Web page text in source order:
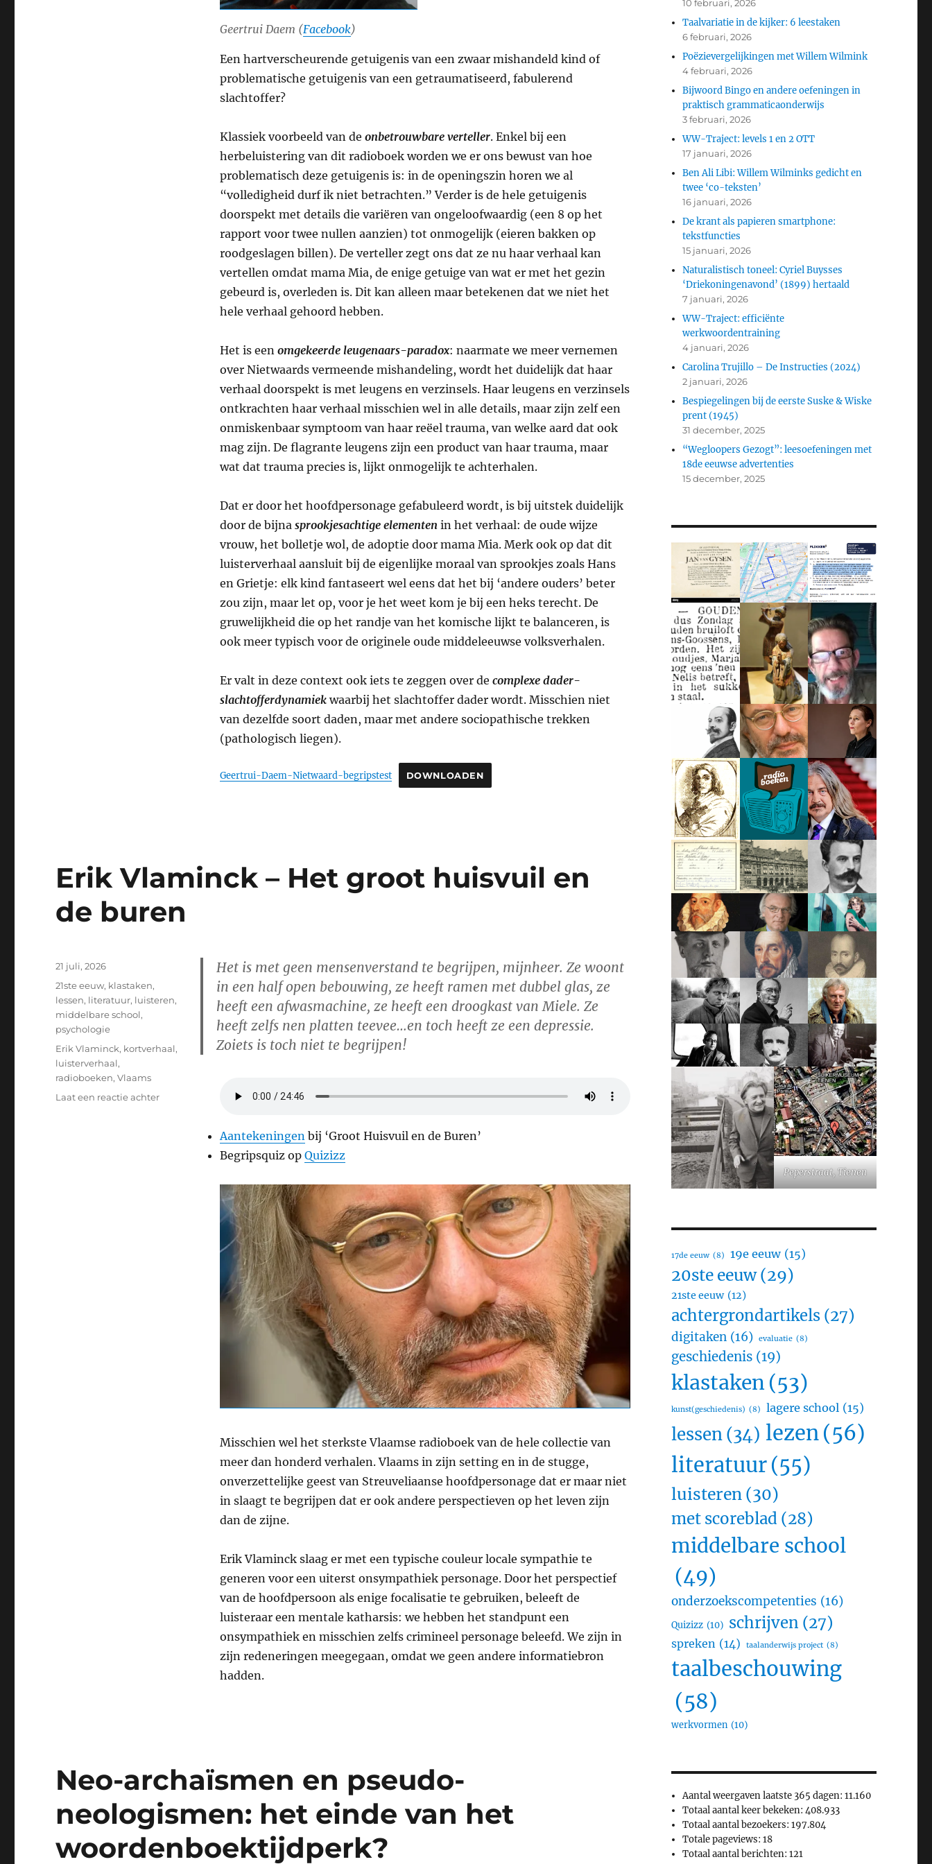
Geertrui Daem (Facebook)
Een hartverscheurende getuigenis van een zwaar mishandeld kind of
problematische getuigenis van een getraumatiseerd, fabulerend
slachtoffer?
Klassiek voorbeeld van de onbetrouwbare verteller. Enkel bij een
herbeluistering van dit radioboek worden we er ons bewust van hoe
problematisch deze getuigenis is: in de openingszin horen we al
“volledigheid durf ik niet betrachten.” Verder is de hele getuigenis
doorspekt met details die variëren van ongeloofwaardig (een 8 op het
rapport voor twee nullen aanzien) tot onmogelijk (eieren bakken op
roodgeslagen billen). De verteller zegt ons dat ze nu haar verhaal kan
vertellen omdat mama Mia, de enige getuige van wat er met het gezin
gebeurd is, overleden is. Dit kan alleen maar betekenen dat we niet het
hele verhaal gehoord hebben.
Het is een omgekeerde leugenaars-paradox: naarmate we meer vernemen
over Nietwaards vermeende mishandeling, wordt het duidelijk dat haar
verhaal doorspekt is met leugens en verzinsels. Haar leugens en verzinsels
ontkrachten haar verhaal misschien wel in alle details, maar zijn zelf een
onmiskenbaar symptoom van haar reëel trauma, van welke aard dat ook
mag zijn. De flagrante leugens zijn een product van haar trauma, maar
wat dat trauma precies is, lijkt onmogelijk te achterhalen.
Dat er door het hoofdpersonage gefabuleerd wordt, is bij uitstek duidelijk
door de bijna sprookjesachtige elementenin het verhaal: de oude wijze
vrouw, het bolletje wol, de adoptie door mama Mia. Merk ook op dat dit
luisterverhaal aansluit bij de eigenlijke moraal van sprookjes zoals Hans
en Grietje: elk kind fantaseert wel eens dat het bij ‘andere ouders’ beter
zou zijn, maar let op, voor je het weet kom je bij een heks terecht. De
gruwelijkheid die op het randje van het komische lijkt te balanceren, is
ook meer typisch voor de originele oude middeleeuwse volksverhalen.
Er valt in deze context ook iets te zeggen over de complexe dader-
slachtofferdynamiekwaarbij het slachtoffer dader wordt. Misschien niet
van dezelfde soort daden, maar met andere sociopathische trekken
(pathologisch liegen).
Geertrui-Daem-Nietwaard-begripstest DOWNLOADEN
Erik Vlaminck – Het groot huisvuil en
de buren
Het is met geen mensenverstand te begrijpen, mijnheer. Ze woont
in een half open bebouwing, ze heeft ramen met dubbel glas, ze
heeft een afwasmachine, ze heeft een droogkast van Miele. Ze
heeft zelfs nen platten teevee…en toch heeft ze een depressie.
Zoiets is toch niet te begrijpen!
Aantekeningen bij ‘Groot Huisvuil en de Buren’
Begripsquiz op Quizizz
Misschien wel het sterkste Vlaamse radioboek van de hele collectie van
meer dan honderd verhalen. Vlaams in zijn setting en in de stugge,
onverzettelijke geest van Streuveliaanse hoofdpersonage dat er maar niet
in slaagt te begrijpen dat er ook andere perspectieven op het leven zijn
dan de zijne.
Erik Vlaminck slaag er met een typische couleur locale sympathie te
generen voor een uiterst onsympathiek personage. Door het perspectief
van de hoofdpersoon als enige focalisatie te gebruiken, beleeft de
luisteraar een mentale katharsis: we hebben het standpunt een
onsympathiek en misschien zelfs crimineel personage beleefd. We zijn in
zijn redeneringen meegegaan, omdat we geen andere informatiebron
hadden.
Geplaatst
21 juli, 2026
Categorieën
21ste eeuw, klastaken,
lessen, literatuur, luisteren,
middelbare school,
psychologie
Tags
Erik Vlaminck, kortverhaal,
luisterverhaal,
radioboeken,Vlaams
Laat een reactie achterop
Neo-archaïsmen en pseudo-
neologismen: het einde van het
woordenboektijdperk?
10 februari, 2026
Taalvariatie in de kijker: 6 leestaken
6 februari, 2026
Poëzievergelijkingen met Willem Wilmink
4 februari, 2026
Bijwoord Bingo en andere oefeningen in
praktisch grammaticaonderwijs
3 februari, 2026
WW-Traject: levels 1 en 2 OTT
17 januari, 2026
Ben Ali Libi: Willem Wilminks gedicht en
twee ‘co-teksten’
16 januari, 2026
De krant als papieren smartphone:
tekstfuncties
15 januari, 2026
Naturalistisch toneel: Cyriel Buysses
‘Driekoningenavond’ (1899) hertaald
7 januari, 2026
WW-Traject: efficiënte
werkwoordentraining
4 januari, 2026
Carolina Trujillo – De Instructies (2024)
2 januari, 2026
Bespiegelingen bij de eerste Suske & Wiske
prent (1945)
31 december, 2025
“Wegloopers Gezogt”: leesoefeningen met
18de eeuwse advertenties
15 december, 2025
Peperstraat, Tienen
17de eeuw (8) 19e eeuw (15)
20ste eeuw (29)
21ste eeuw (12)
achtergrondartikels (27)
digitaken (16) evaluatie (8)
geschiedenis (19)
klastaken(53)
kunst(geschiedenis) (8) lagere school (15)
lessen(34) lezen(56)
literatuur(55)
luisteren (30)
met scoreblad (28)
middelbare school
(49)
onderzoekscompetenties (16)
Quizizz (10) schrijven (27)
spreken (14) taalanderwijs project (8)
taalbeschouwing
(58)
werkvormen (10)
Aantal weergaven laatste 365 dagen:11.160
Totaal aantal keer bekeken:408.933
Totaal aantal bezoekers:197.804
Totale pageviews:18
Totaal aantal berichten:121